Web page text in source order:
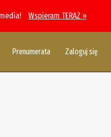
Wspieram TERAZ »
Prenumerata Zaloguj się